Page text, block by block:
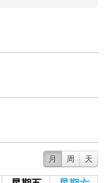
月 周 天